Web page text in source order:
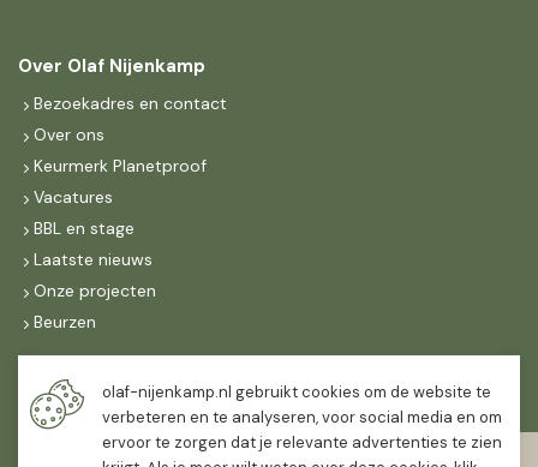
Over Olaf Nijenkamp
Bezoekadres en contact
Over ons
Keurmerk Planetproof
Vacatures
BBL en stage
Laatste nieuws
Onze projecten
Beurzen
Maandag t/m vrijdag
07:30-
16:30
olaf-nijenkamp.nl gebruikt cookies om de website te
verbeteren en te analyseren, voor social media en om
ervoor te zorgen dat je relevante advertenties te zien